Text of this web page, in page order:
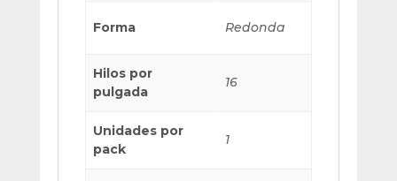
Forma Redonda
Hilos por
pulgada
16
Unidades por
pack
1